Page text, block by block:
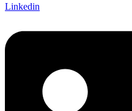
Linkedin